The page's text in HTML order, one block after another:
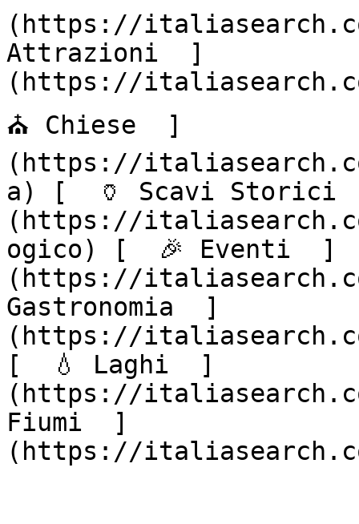
(https://
Attrazioni  ]
(https://
⛪ Chiese  ]
(https://
a) [  🏺 Scavi Storici
(https://
ogico) [  🎉 Eventi  ]
(https://
Gastronomia  ]
(https://
[  💧 Laghi  ]
(https://
Fiumi  ]
(https://